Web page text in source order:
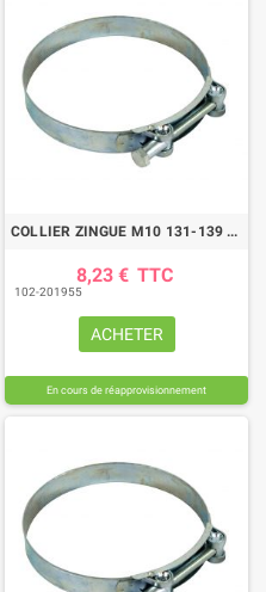
COLLIER ZINGUE M10 131-139 LARGEUR BANDE 30 MM
8,23 € TTC
102-201955
ACHETER
En cours de réapprovisionnement